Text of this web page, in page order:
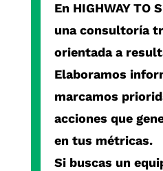
En HIGHWAY TO
una consultoría
orientada a
Elaboramos
marcamos
acciones que
en tus métricas.
Si buscas un